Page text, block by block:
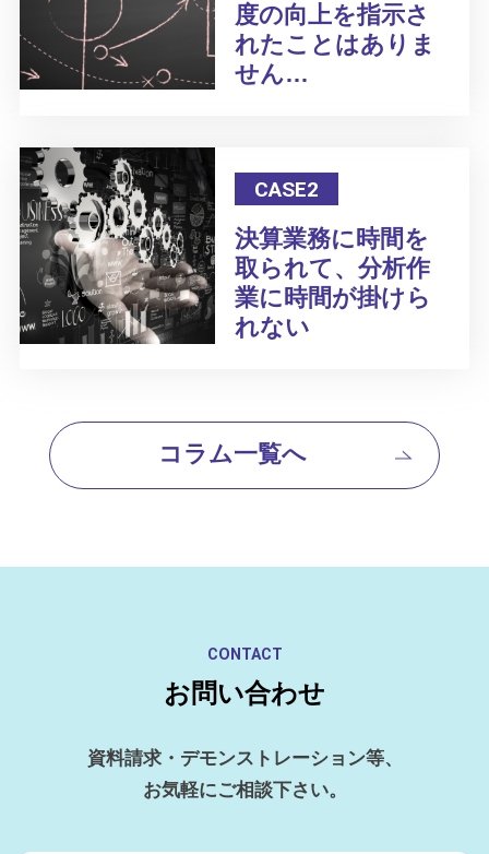
度の向上を指示さ
れたことはありま
せん…
CASE2
決算業務に時間を
取られて、分析作
業に時間が掛けら
れない
コラム一覧へ
CONTACT
お問い合わせ
資料請求・デモンストレーション等、
お気軽にご相談下さい。